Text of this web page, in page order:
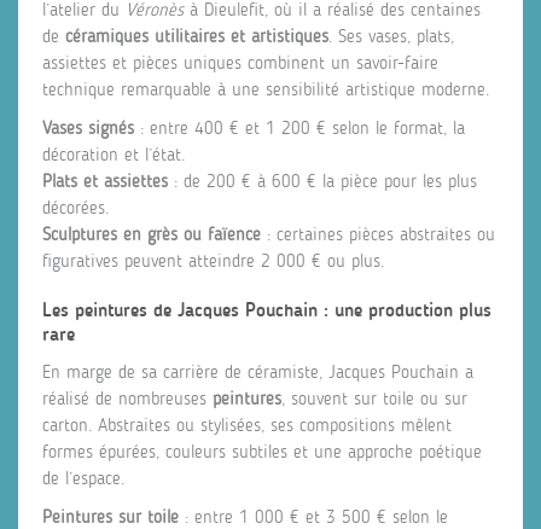
l’atelier du Véronèsà Dieulefit, où il a réalisé des centaines
de céramiques utilitaires et artistiques. Ses vases, plats,
assiettes et pièces uniques combinent un savoir-faire
technique remarquable à une sensibilité artistique moderne.
Vases signés : entre 400 € et 1 200 € selon le format, la
décoration et l’état.
Plats et assiettes : de 200 € à 600 € la pièce pour les plus
décorées.
Sculptures en grès ou faïence : certaines pièces abstraites ou
figuratives peuvent atteindre 2 000 € ou plus.
Les peintures de Jacques Pouchain : une production plus
rare
En marge de sa carrière de céramiste, Jacques Pouchain a
réalisé de nombreuses peintures, souvent sur toile ou sur
carton. Abstraites ou stylisées, ses compositions mêlent
formes épurées, couleurs subtiles et une approche poétique
de l’espace.
Peintures sur toile : entre 1 000 € et 3 500 € selon le